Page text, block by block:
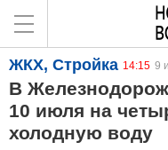
ЖКХ, Стройка 14:15 9
В
10 июля на
холодную воду